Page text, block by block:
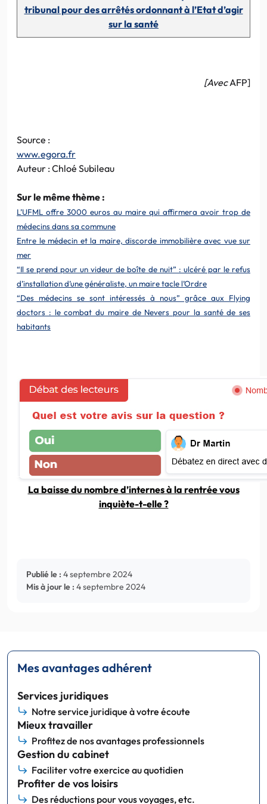
tribunal pour des arrêtés ordonnant à l’Etat d’agir
sur la santé
[AvecAFP]
Source :
www.egora.fr
Auteur : Chloé Subileau
Sur le même thème :
L’UFML offre 3000 euros au maire qui affirmera avoir trop de
médecins dans sa commune
Entre le médecin et la maire, discorde immobilière avec vue sur
mer
“Il se prend pour un videur de boîte de nuit” : ulcéré par le refus
d’installation d’une généraliste, un maire tacle l’Ordre
“Des médecins se sont intéressés à nous” grâce aux Flying
doctors : le combat du maire de Nevers pour la santé de ses
habitants
La baisse du nombre d’internes à la rentrée vous
inquiète-t-elle ?
Publié le : 4 septembre 2024
Mis à jour le : 4 septembre 2024
Mes avantages adhérent
Services juridiques
Notre service juridique à votre écoute
Mieux travailler
Profitez de nos avantages professionnels
Gestion du cabinet
Faciliter votre exercice au quotidien
Profiter de vos loisirs
Des réductions pour vous voyages, etc.